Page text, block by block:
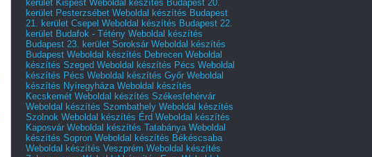
kerület Kispest Weboldal készítés Budapest 20.
kerület Pesterzsébet Weboldal készítés Budapest
21. kerület Csepel Weboldal készítés Budapest 22.
kerület Budafok - Tétény Weboldal készítés
Budapest 23. kerület Soroksár Weboldal készítés
Budapest Weboldal készítés Debrecen Weboldal
készítés Szeged Weboldal készítés Pécs Weboldal
készítés Pécs Weboldal készítés Győr Weboldal
készítés Nyíregyháza Weboldal készítés
Kecskemét Weboldal készítés Székesfehérvár
Weboldal készítés Szombathely Weboldal készítés
Szolnok Weboldal készítés Érd Weboldal készítés
Kaposvár Weboldal készítés Tatabánya Weboldal
készítés Sopron Weboldal készítés Békéscsaba
Weboldal készítés Veszprém Weboldal készítés